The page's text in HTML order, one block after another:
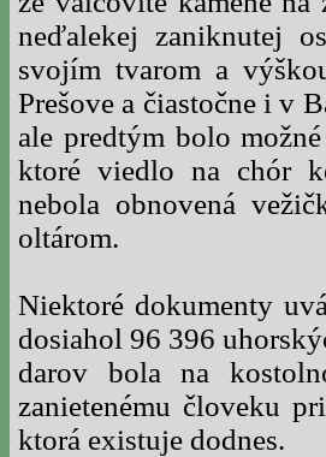
neďalekej zaniknutej
svojím tvarom a
Prešove a čiastočne i v
ale predtým bolo
ktoré viedlo na chór
nebola obnovená
oltárom.
Niektoré dokumenty
dosiahol 96 396
darov bola na
zanietenému človeku
ktorá existuje dodnes.